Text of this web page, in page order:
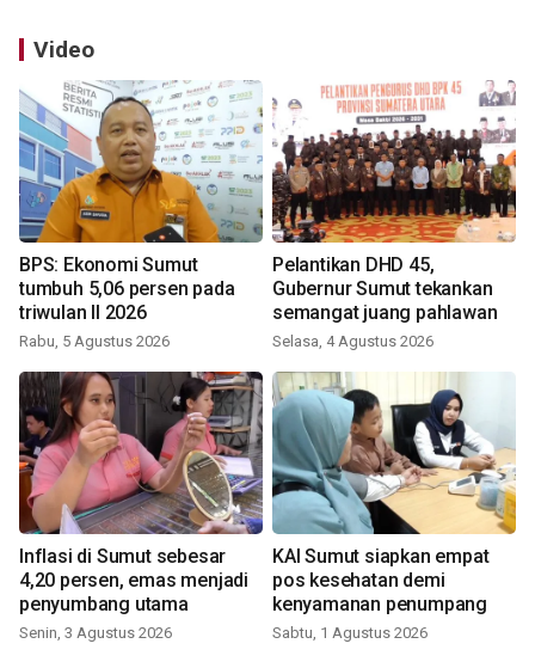
Video
BPS: Ekonomi Sumut
tumbuh 5,06 persen pada
triwulan II 2026
Rabu, 5 Agustus 2026
Pelantikan DHD 45,
Gubernur Sumut tekankan
semangat juang pahlawan
Selasa, 4 Agustus 2026
Inflasi di Sumut sebesar
4,20 persen, emas menjadi
penyumbang utama
Senin, 3 Agustus 2026
KAI Sumut siapkan empat
pos kesehatan demi
kenyamanan penumpang
Sabtu, 1 Agustus 2026